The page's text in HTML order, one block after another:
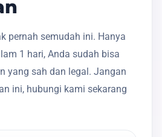
pernah semudah ini. Hanya
1 hari, Anda sudah bisa
yang sah dan legal. Jangan
ini, hubungi kami sekarang